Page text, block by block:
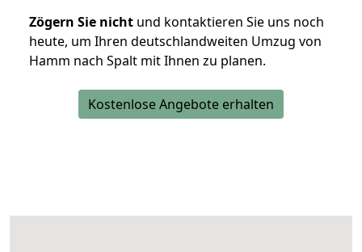
Zögern Sie nicht und kontaktieren Sie uns noch
heute, um Ihren deutschlandweiten Umzug von
Hamm nach Spalt mit Ihnen zu planen.
Kostenlose Angebote erhalten